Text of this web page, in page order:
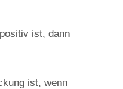
ist, dann
ist, wenn